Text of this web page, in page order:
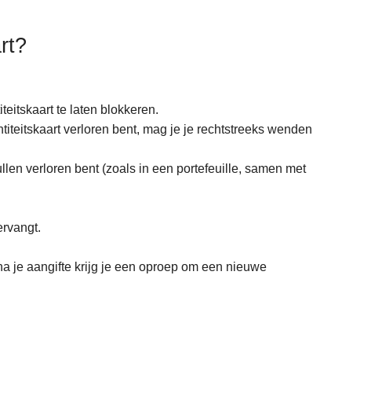
te laten blokkeren.
verloren bent, mag je je rechtstreeks wenden
verloren bent (zoals in een portefeuille, samen met
je aangifte krijg je een oproep om een nieuwe